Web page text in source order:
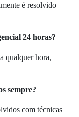
é resolvido
24 horas?
qualquer hora,
sempre?
com técnicas